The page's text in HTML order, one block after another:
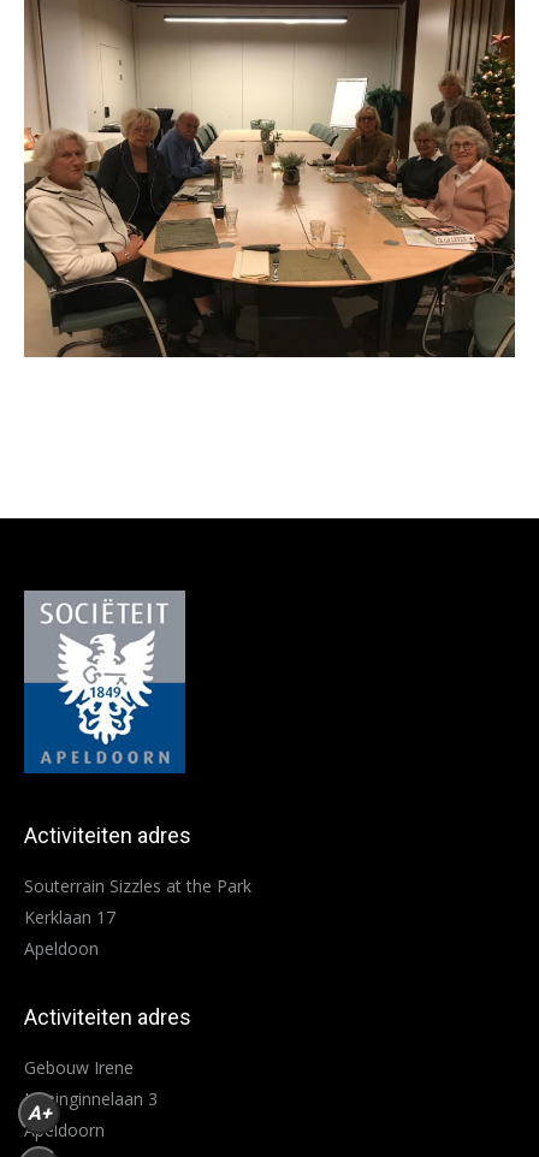
Activiteiten adres
Souterrain Sizzles at the Park
Kerklaan 17
Apeldoon
Activiteiten adres
Gebouw Irene
Koninginnelaan 3
Apeldoorn
A+